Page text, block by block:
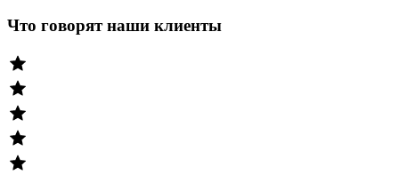
Что говорят наши клиенты